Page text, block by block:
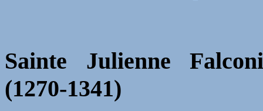
Sainte Julienne
(1270-1341)